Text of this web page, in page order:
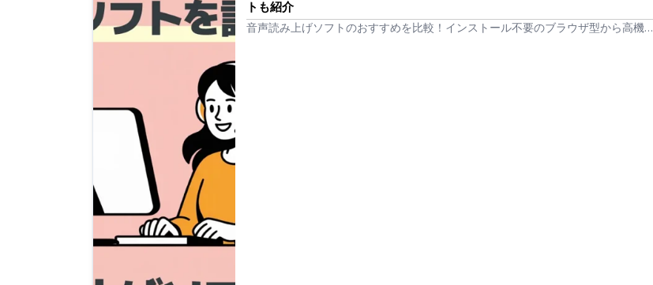
トも紹介
音声読み上げソフトのおすすめを比較！インストール不要のブラウザ型から高機能